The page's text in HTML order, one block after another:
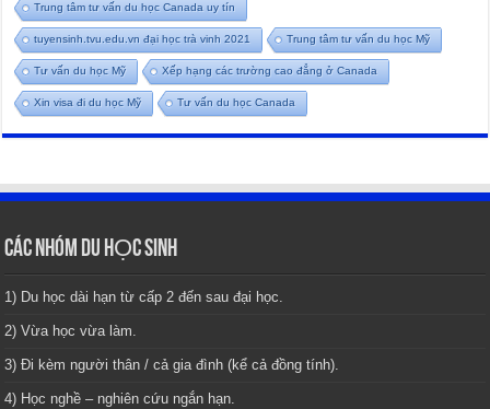
Trung tâm tư vấn du học Canada uy tín
tuyensinh.tvu.edu.vn đại học trà vinh 2021 Trung tâm tư vấn du học Mỹ
Tư vấn du học Mỹ Xếp hạng các trường cao đẳng ở Canada
Xin visa đi du học Mỹ Tư vấn du học Canada
CÁC NHÓM DU HỌC SINH
1) Du học dài hạn từ cấp 2 đến sau đại học.
2) Vừa học vừa làm.
3) Đi kèm người thân / cả gia đình (kể cả đồng tính).
4) Học nghề – nghiên cứu ngắn hạn.